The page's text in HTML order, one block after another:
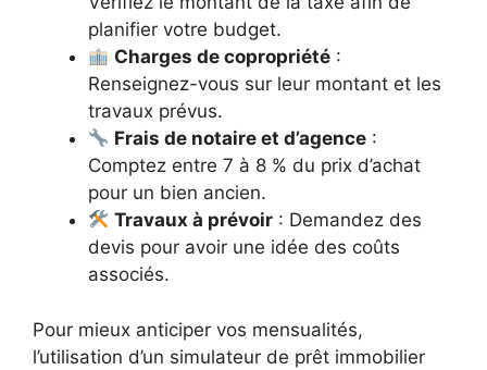
planifier votre budget.
Charges de copropriété :
Renseignez-vous sur leur montant et les
travaux prévus.
Frais de notaire et d’agence :
Comptez entre 7 à 8 % du prix d’achat
pour un bien ancien.
Travaux à prévoir : Demandez des
devis pour avoir une idée des coûts
associés.
Pour mieux anticiper vos mensualités,
l’utilisation d’un simulateur de prêt immobilier